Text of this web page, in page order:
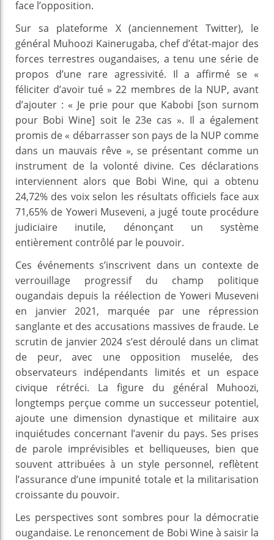
face l’opposition.
Sur sa plateforme X (anciennement Twitter), le
général Muhoozi Kainerugaba, chef d’état-major des
forces terrestres ougandaises, a tenu une série de
propos d’une rare agressivité. Il a affirmé se «
féliciter d’avoir tué » 22 membres de la NUP, avant
d’ajouter : « Je prie pour que Kabobi [son surnom
pour Bobi Wine] soit le 23e cas ». Il a également
promis de « débarrasser son pays de la NUP comme
dans un mauvais rêve », se présentant comme un
instrument de la volonté divine. Ces déclarations
interviennent alors que Bobi Wine, qui a obtenu
24,72% des voix selon les résultats officiels face aux
71,65% de Yoweri Museveni, a jugé toute procédure
judiciaire inutile, dénonçant un système
entièrement contrôlé par le pouvoir.
Ces événements s’inscrivent dans un contexte de
verrouillage progressif du champ politique
ougandais depuis la réélection de Yoweri Museveni
en janvier 2021, marquée par une répression
sanglante et des accusations massives de fraude. Le
scrutin de janvier 2024 s’est déroulé dans un climat
de peur, avec une opposition muselée, des
observateurs indépendants limités et un espace
civique rétréci. La figure du général Muhoozi,
longtemps perçue comme un successeur potentiel,
ajoute une dimension dynastique et militaire aux
inquiétudes concernant l’avenir du pays. Ses prises
de parole imprévisibles et belliqueuses, bien que
souvent attribuées à un style personnel, reflètent
l’assurance d’une impunité totale et la militarisation
croissante du pouvoir.
Les perspectives sont sombres pour la démocratie
ougandaise. Le renoncement de Bobi Wine à saisir la